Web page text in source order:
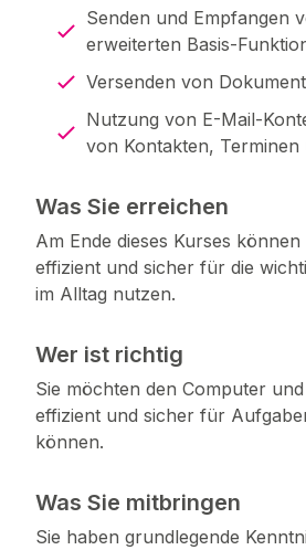
Senden und Empfangen
erweiterten Basis-
Versenden von
Nutzung von E-Mail-
von Kontakten,
Was Sie erreichen
Am Ende dieses Kurses
effizient und sicher für die
im Alltag nutzen.
Wer ist richtig
Sie möchten den Computer
effizient und sicher für
können.
Was Sie mitbringen
Sie haben grundlegende